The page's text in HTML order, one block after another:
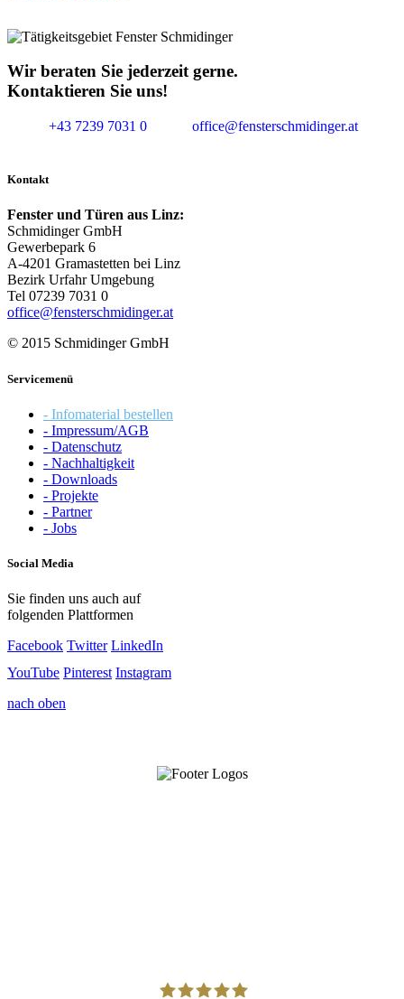
Wir beraten Sie jederzeit gerne.
Kontaktieren Sie uns!
+43 7239 7031 0 office@fensterschmidinger.at
Kontakt
Fenster und Türen aus Linz:
Schmidinger GmbH
Gewerbepark 6
A-4201 Gramastetten bei Linz
Bezirk Urfahr Umgebung
Tel 07239 7031 0
office@fensterschmidinger.at
© 2015 Schmidinger GmbH
Servicemenü
- Infomaterial bestellen
- Impressum/AGB
- Datenschutz
- Nachhaltigkeit
- Downloads
- Projekte
- Partner
- Jobs
Social Media
Sie finden uns auch auf
folgenden Plattformen
Facebook Twitter LinkedIn
YouTube Pinterest Instagram
nach oben